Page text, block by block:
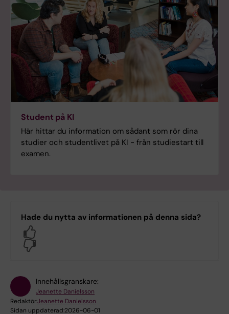
Student på KI
Här hittar du information om sådant som rör dina
studier och studentlivet på KI - från studiestart till
examen.
Hade du nytta av informationen på denna sida?
Innehållsgranskare:
Jeanette Danielsson
Redaktör:Jeanette Danielsson
Sidan uppdaterad:2026-06-01